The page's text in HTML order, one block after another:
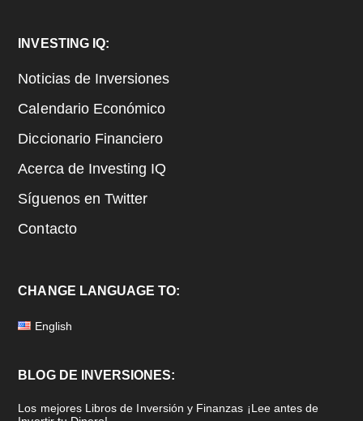
Footer
INVESTING IQ:
Noticias de Inversiones
Calendario Económico
Diccionario Financiero
Acerca de Investing IQ
Síguenos en Twitter
Contacto
CHANGE LANGUAGE TO:
English
BLOG DE INVERSIONES:
Los mejores Libros de Inversión y Finanzas ¡Lee antes de